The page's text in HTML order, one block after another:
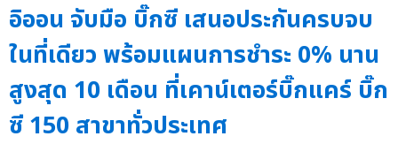
อิออน จับมือ บิ๊กซี เสนอประกันครบจบ
ในที่เดียว พร้อมแผนการชำระ 0% นาน
สูงสุด 10 เดือน ที่เคาน์เตอร์บิ๊กแคร์ บิ๊ก
ซี 150 สาขาทั่วประเทศ